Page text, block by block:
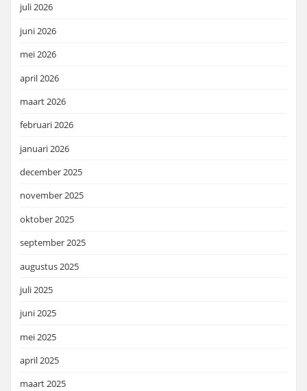
juli 2026
juni 2026
mei 2026
april 2026
maart 2026
februari 2026
januari 2026
december 2025
november 2025
oktober 2025
september 2025
augustus 2025
juli 2025
juni 2025
mei 2025
april 2025
maart 2025